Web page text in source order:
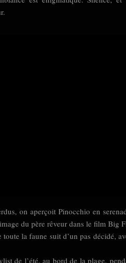
on aperçoit Pinocchio en
du père rêveur dans le film Big
la faune suit d’un pas décidé,
de l’été, au bord de la plage,